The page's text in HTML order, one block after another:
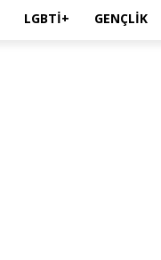
LGBTİ+ GENÇLIK